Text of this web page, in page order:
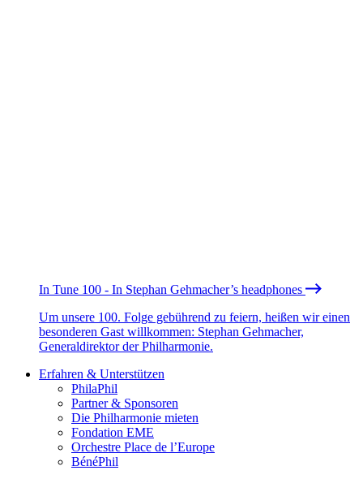
In Tune 100 - In Stephan Gehmacher’s headphones
Um unsere 100. Folge gebührend zu feiern, heißen wir einen
besonderen Gast willkommen: Stephan Gehmacher,
Generaldirektor der Philharmonie.
Erfahren & Unterstützen
PhilaPhil
Partner & Sponsoren
Die Philharmonie mieten
Fondation EME
Orchestre Place de l’Europe
BénéPhil